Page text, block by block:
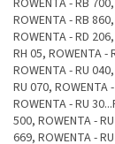
ROWENTA - RB
ROWENTA - RD
RH 05, ROWENTA -
ROWENTA - RU
RU 070, ROWENTA
ROWENTA - RU
500, ROWENTA -
669, ROWENTA -